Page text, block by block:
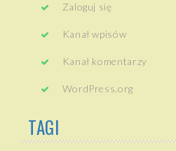
Zaloguj się
Kanał wpisów
Kanał komentarzy
WordPress.org
TAGI